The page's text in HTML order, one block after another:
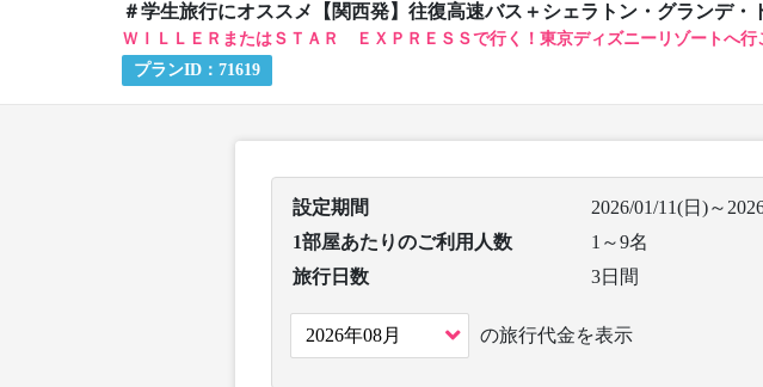
＃学生旅行にオススメ【関西発】往復高速バス＋シェラトン・グランデ
ＷＩＬＬＥＲまたはＳＴＡＲ ＥＸＰＲＥＳＳで行く！東京ディズニーリゾートへ行
プランID： 71619
設定期間
2026/01/11(日)～
1部屋あたりのご利用人数
1～9名
旅行日数
3日間
の旅行代金を表示